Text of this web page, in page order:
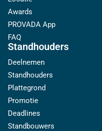
Awards
PROVADA App
FAQ
Standhouders
Deelnemen
Standhouders
Plattegrond
Promotie
Deadlines
Standbouwers